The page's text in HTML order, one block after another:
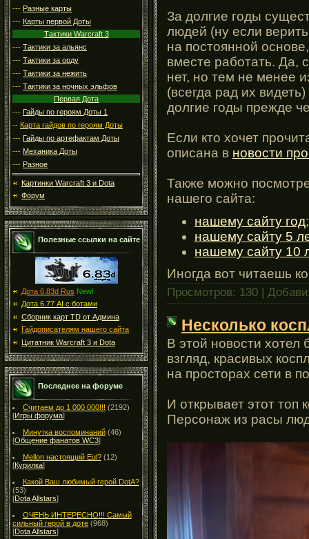
--- Разные карты
--- Карты первой Доты
Тактики Warcraft 3
--- Тактики за альянс
--- Тактики за орду
--- Тактики за нежить
--- Тактики за ночных эльфов
Первая Дота
--- Гайды по героям Доты 1
-- Карта гайдов по героям Доты
--- Гайды по артефактам Доты
--- Механика Доты
--- Разное
Картинки Warcraft 3 и Dota
Форум
Полезные ссылки на сайте
Дота 6.83d Rus New!
Дота 6.77 AI с ботами
Сборник карт TD от Админа
Гайдописателям нашего сайта
Цитатник Warcraft 3 и Dota
Последнее на форуме
Считаем до 1 000 000!!! (2192)
[Игры форума]
Минутка воспоминаний (46)
[Общение фанатов WC3]
Mellon настоящий Eul? (12)
[Курилка]
Какой Ваш любимый герой DotA?
(53)
[Dota Allstars]
ОЧЕНЬ ИНТЕРЕСНО!!! Самый
сильный герой в доте (968)
[Dota Allstars]
За долгие годы
людей (ну если
на постоянной
вместе работать. Да,
нет, но тем не менее
(всегда рад их
долгие годы прежде
Если кто хочет
описана в новости
Также можно
нашего сайта:
нашему сайту год;
нашему сайту 5
нашему сайту 10
Иногда вот читаешь
Просмотров: 130 |
Несколько
В этой новости
взгляд, красивых
на просторах сети в
И открывает этот топ
Персонаж из расы